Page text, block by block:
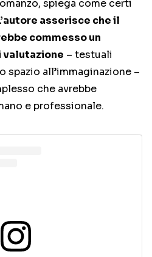
spiega come certi
asserisce che il
commesso un
– testuali
spazio all’immaginazione –
che avrebbe
e professionale.